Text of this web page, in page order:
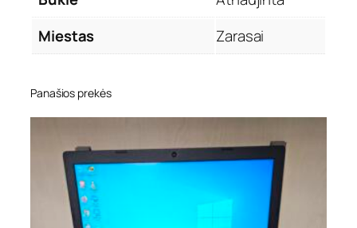
Miestas
Zarasai
Panašios prekės